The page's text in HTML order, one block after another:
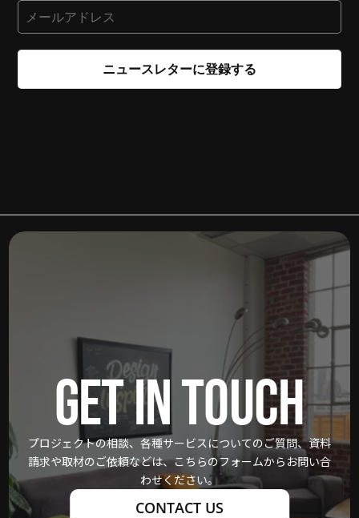
GET IN TOUCH
プロジェクトの相談、各種サービスについてのご質問、資料
請求や取材のご依頼などは、こちらのフォームからお問い合
わせください。
CONTACT US